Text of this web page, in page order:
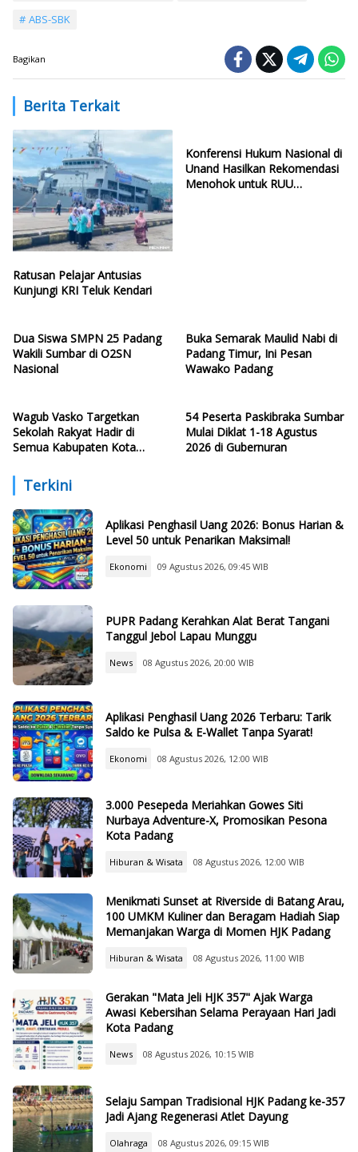
ABS-SBK
Bagikan
Berita Terkait
Ratusan Pelajar Antusias
Kunjungi KRI Teluk Kendari
Konferensi Hukum Nasional di
Unand Hasilkan Rekomendasi
Menohok untuk RUU
Dua Siswa SMPN 25 Padang
Wakili Sumbar di O2SN
Nasional
Buka Semarak Maulid Nabi di
Padang Timur, Ini Pesan
Wawako Padang
Wagub Vasko Targetkan
Sekolah Rakyat Hadir di
Semua Kabupaten Kota
54 Peserta Paskibraka Sumbar
Mulai Diklat 1-18 Agustus
2026 di Gubernuran
Terkini
Aplikasi Penghasil Uang 2026: Bonus Harian &
Level 50 untuk Penarikan Maksimal!
Ekonomi 09 Agustus 2026, 09:45 WIB
PUPR Padang Kerahkan Alat Berat Tangani
Tanggul Jebol Lapau Munggu
News 08 Agustus 2026, 20:00 WIB
Aplikasi Penghasil Uang 2026 Terbaru: Tarik
Saldo ke Pulsa & E-Wallet Tanpa Syarat!
Ekonomi 08 Agustus 2026, 12:00 WIB
3.000 Pesepeda Meriahkan Gowes Siti
Nurbaya Adventure-X, Promosikan Pesona
Kota Padang
Hiburan & Wisata 08 Agustus 2026, 12:00 WIB
Menikmati Sunset at Riverside di Batang Arau,
100 UMKM Kuliner dan Beragam Hadiah Siap
Memanjakan Warga di Momen HJK Padang
Hiburan & Wisata 08 Agustus 2026, 11:00 WIB
Gerakan "Mata Jeli HJK 357" Ajak Warga
Awasi Kebersihan Selama Perayaan Hari Jadi
Kota Padang
News 08 Agustus 2026, 10:15 WIB
Selaju Sampan Tradisional HJK Padang ke-357
Jadi Ajang Regenerasi Atlet Dayung
Olahraga 08 Agustus 2026, 09:15 WIB